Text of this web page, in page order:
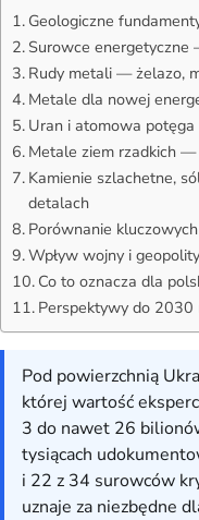
Geologiczne
Surowce
Rudy metali — żelazo,
Metale dla nowej
Uran i atomowa potęga
Metale ziem rzadkich
Kamienie szlachetne,
detalach
Porównanie
Wpływ wojny i
Co to oznacza dla
Perspektywy do 2030
Pod powierzchnią
której wartość
3 do nawet 26
tysiącach
i 22 z 34 surowców
uznaje za niezbędne